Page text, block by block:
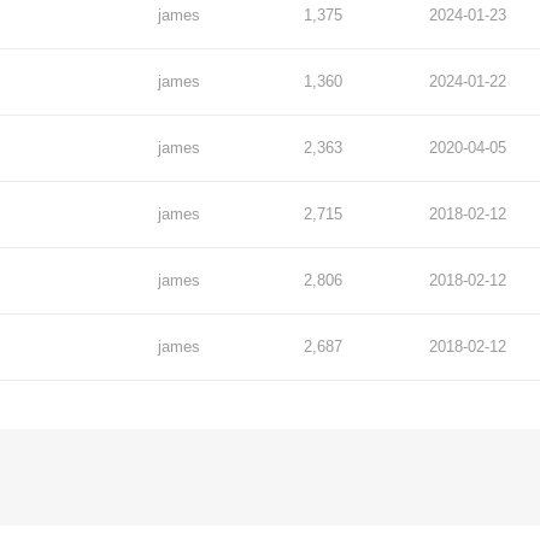
james 1,375 2024-01-23
james 1,360 2024-01-22
james 2,363 2020-04-05
james 2,715 2018-02-12
james 2,806 2018-02-12
james 2,687 2018-02-12